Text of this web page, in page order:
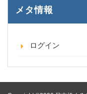
メタ情報
ログイン